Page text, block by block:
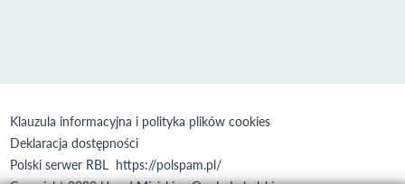
Klauzula informacyjna i polityka plików cookies
Deklaracja dostępności
Polski serwer RBL https://polspam.pl/